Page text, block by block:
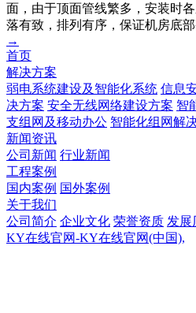
面，由于顶面管线繁多，安装时
落有致，排列有序，保证机房底部
→
首页
解决方案
弱电系统建设及智能化系统 信息
决方案 安全无线网络建设方案 智
支组网及移动办公 智能化组网解
新闻资讯
公司新闻 行业新闻
工程案例
国内案例 国外案例
关于我们
公司简介 企业文化 荣誉资质 发展
KY在线官网-KY在线官网(中国),